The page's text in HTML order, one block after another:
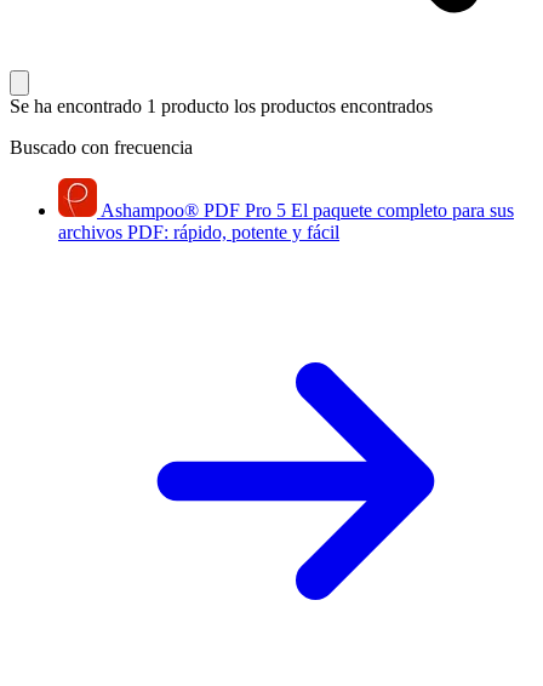
Se ha encontrado 1 producto los productos encontrados
Buscado con frecuencia
Ashampoo® PDF Pro 5 El paquete completo para sus
archivos PDF: rápido, potente y fácil